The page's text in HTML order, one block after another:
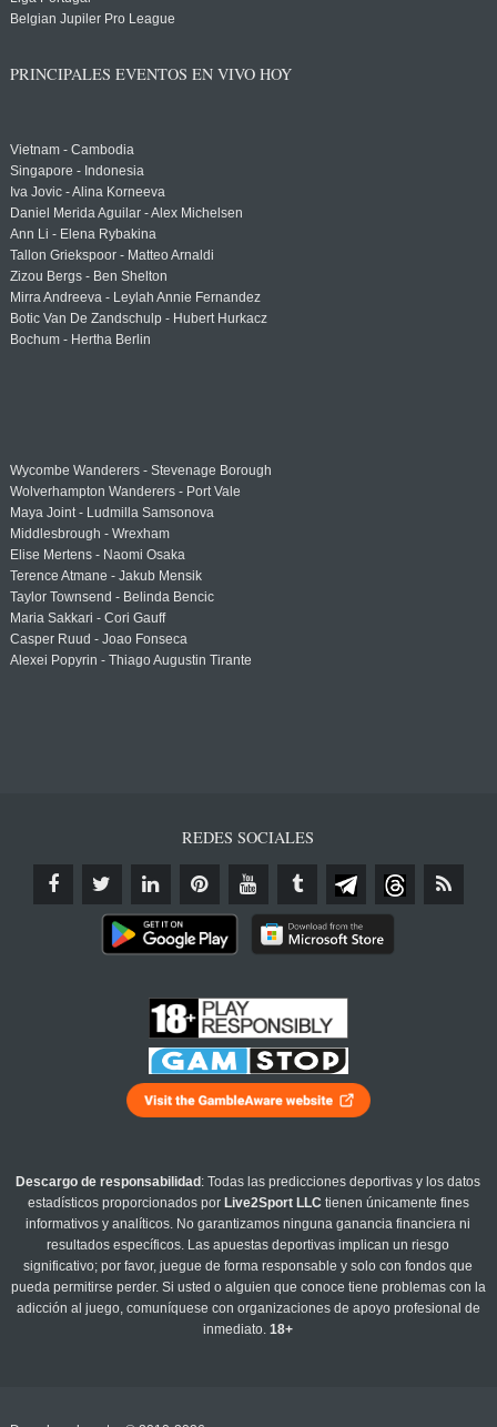
Belgian Jupiler Pro League
PRINCIPALES EVENTOS EN VIVO HOY
Vietnam - Cambodia
Singapore - Indonesia
Iva Jovic - Alina Korneeva
Daniel Merida Aguilar - Alex Michelsen
Ann Li - Elena Rybakina
Tallon Griekspoor - Matteo Arnaldi
Zizou Bergs - Ben Shelton
Mirra Andreeva - Leylah Annie Fernandez
Botic Van De Zandschulp - Hubert Hurkacz
Bochum - Hertha Berlin
Wycombe Wanderers - Stevenage Borough
Wolverhampton Wanderers - Port Vale
Maya Joint - Ludmilla Samsonova
Middlesbrough - Wrexham
Elise Mertens - Naomi Osaka
Terence Atmane - Jakub Mensik
Taylor Townsend - Belinda Bencic
Maria Sakkari - Cori Gauff
Casper Ruud - Joao Fonseca
Alexei Popyrin - Thiago Augustin Tirante
REDES SOCIALES
Descargo de responsabilidad : Todas las predicciones deportivas y los datos
estadísticos proporcionados por Live2Sport LLC tienen únicamente fines
informativos y analíticos. No garantizamos ninguna ganancia financiera ni
resultados específicos. Las apuestas deportivas implican un riesgo
significativo; por favor, juegue de forma responsable y solo con fondos que
pueda permitirse perder. Si usted o alguien que conoce tiene problemas con la
adicción al juego, comuníquese con organizaciones de apoyo profesional de
inmediato.18+